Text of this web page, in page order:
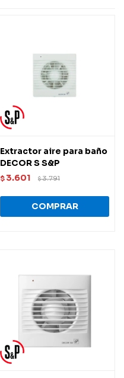
Extractor aire para baño
DECOR S S&P
$ 3.601 $3.791